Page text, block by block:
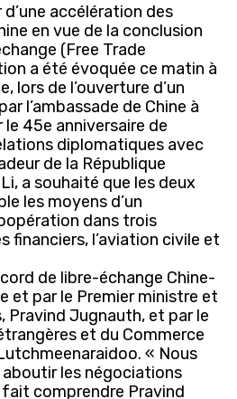
accélération des
en vue de la conclusion
(Free Trade
a été évoquée ce matin à
lors de l’ouverture d’un
l’ambassade de Chine à
45e anniversaire de
diplomatiques avec
de la République
a souhaité que les deux
les moyens d’un
dans trois
financiers, l’aviation civile et
de libre-échange Chine-
et par le Premier ministre et
Pravind Jugnauth, et par le
et du Commerce
« Nous
les négociations
comprendre Pravind